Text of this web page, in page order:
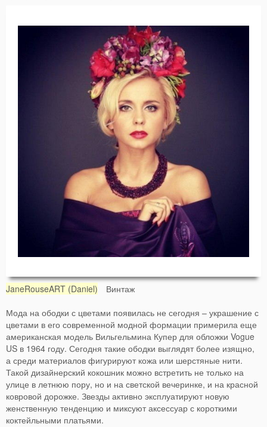
JaneRouseART (Daniel) Винтаж
Мода на ободки с цветами появилась не сегодня – украшение с
цветами в его современной модной формации примерила еще
американская модель Вильгельмина Купер для обложки Vogue
US в 1964 году. Сегодня такие ободки выглядят более изящно,
а среди материалов фигурируют кожа или шерстяные нити.
Такой дизайнерский кокошник можно встретить не только на
улице в летнюю пору, но и на светской вечеринке, и на красной
ковровой дорожке. Звезды активно эксплуатируют новую
женственную тенденцию и миксуют аксессуар с короткими
коктейльными платьями.